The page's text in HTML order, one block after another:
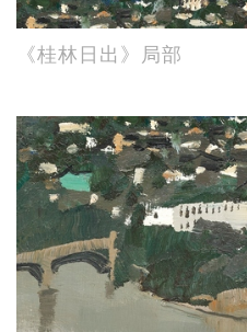
《桂林日出》局部